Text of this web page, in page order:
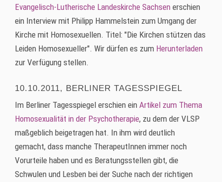
Evangelisch-Lutherische Landeskirche Sachsen erschien
ein Interview mit Philipp Hammelstein zum Umgang der
Kirche mit Homosexuellen. Titel: "Die Kirchen stützen das
Leiden Homosexueller". Wir dürfen es zum Herunterladen
zur Verfügung stellen.
10.10.2011, BERLINER TAGESSPIEGEL
Im Berliner Tagesspiegel erschien ein Artikel zum Thema
Homosexualität in der Psychotherapie, zu dem der VLSP
maßgeblich beigetragen hat. In ihm wird deutlich
gemacht, dass manche TherapeutInnen immer noch
Vorurteile haben und es Beratungsstellen gibt, die
Schwulen und Lesben bei der Suche nach der richtigen